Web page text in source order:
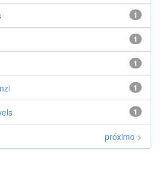
1
1
1
1
1
próximo >